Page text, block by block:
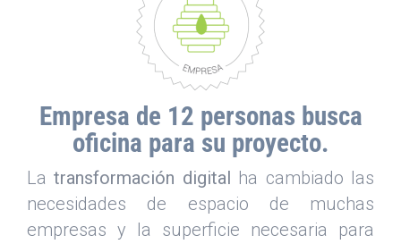
Empresa de 12 personas busca
oficina para su proyecto.
Latransformación digital
ha cambiado las
necesidades de espacio de muchas
empresas y la superficie necesaria para